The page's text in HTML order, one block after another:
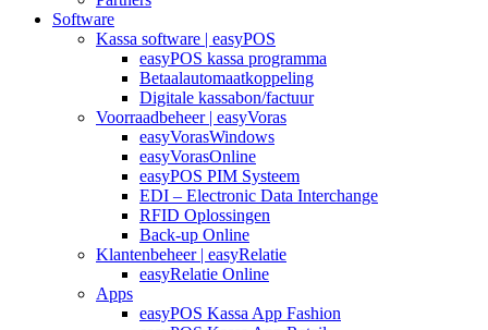
Software
Kassa software | easyPOS
easyPOS kassa programma
Betaalautomaatkoppeling
Digitale kassabon/factuur
Voorraadbeheer | easyVoras
easyVorasWindows
easyVorasOnline
easyPOS PIM Systeem
EDI – Electronic Data Interchange
RFID Oplossingen
Back-up Online
Klantenbeheer | easyRelatie
easyRelatie Online
Apps
easyPOS Kassa App Fashion